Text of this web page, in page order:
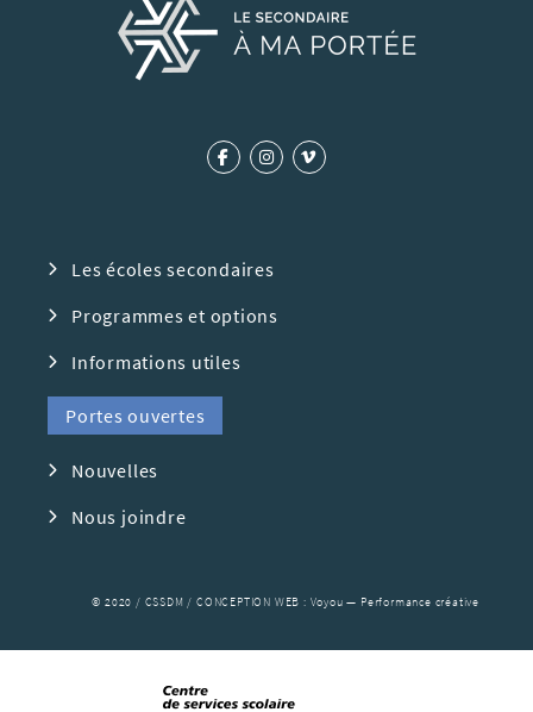
Les écoles secondaires
Programmes et options
Informations utiles
Portes ouvertes
Nouvelles
Nous joindre
© 2020 / CSSDM / CONCEPTION WEB : Voyou — Performance créative